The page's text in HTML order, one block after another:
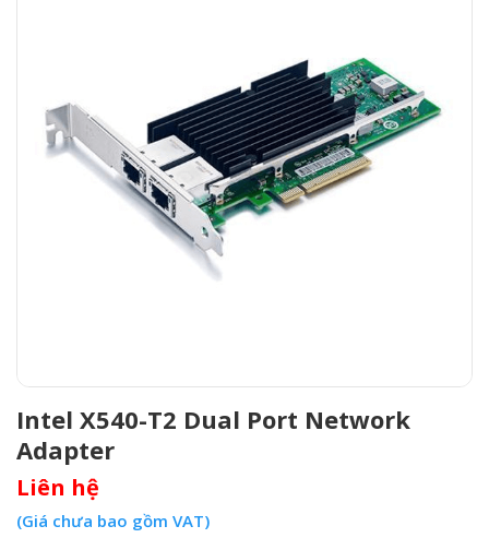
Intel X540-T2 Dual Port Network
Adapter
Liên hệ
(Giá chưa bao gồm VAT)